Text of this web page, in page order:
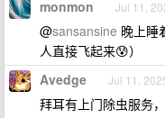
monmon Jul 11,
@sansansine 晚上睡
人直接飞起来😰）
Avedge Jul 11,
拜耳有上门除虫服务